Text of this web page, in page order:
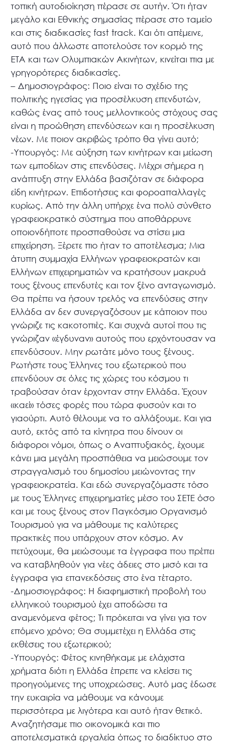
τοπική αυτοδιοίκηση πέρασε σε αυτήν. Ότι ήταν
μεγάλο και Εθνικής σημασίας πέρασε στο ταμείο
και στις διαδικασίες fast track. Και ότι απέμεινε,
αυτό που άλλωστε αποτελούσε τον κορμό της
ΕΤΑ και των Ολυμπιακών Ακινήτων, κινείται πια με
γρηγορότερες διαδικασίες.
– Δημοσιογράφος: Ποιο είναι το σχέδιο της
πολιτικής ηγεσίας για προσέλκυση επενδυτών,
καθώς ένας από τους μελλοντικούς στόχους σας
είναι η προώθηση επενδύσεων και η προσέλκυση
νέων. Με ποιον ακριβώς τρόπο θα γίνει αυτό;
-Υπουργός: Με αύξηση των κινήτρων και μείωση
των εμποδίων στις επενδύσεις. Μέχρι σήμερα η
ανάπτυξη στην Ελλάδα βασιζόταν σε διάφορα
είδη κινήτρων. Επιδοτήσεις και φοροαπαλλαγές
κυρίως. Από την άλλη υπήρχε ένα πολύ σύνθετο
γραφειοκρατικό σύστημα που αποθάρρυνε
οποιονδήποτε προσπαθούσε να στίσει μια
επιχείρηση. Ξέρετε πιο ήταν το αποτέλεσμα; Μια
άτυπη συμμαχία Ελλήνων γραφειοκρατών και
Ελλήνων επιχειρηματιών να κρατήσουν μακρυά
τους ξένους επενδυτές και τον ξένο ανταγωνισμό.
Θα πρέπει να ήσουν τρελός να επενδύσεις στην
Ελλάδα αν δεν συνεργαζόσουν με κάποιον που
γνώριζε τις κακοτοπιές. Και συχνά αυτοί που τις
γνώριζαν «έγδυναν» αυτούς που ερχόντουσαν να
επενδύσουν. Μην ρωτάτε μόνο τους ξένους.
Ρωτήστε τους Έλληνες του εξωτερικού που
επενδύουν σε όλες τις χώρες του κόσμου τι
τραβούσαν όταν έρχονταν στην Ελλάδα. Έχουν
«καεί» τόσες φορές που τώρα φυσούν και το
γιαούρτι. Αυτό θέλουμε να το αλλάξουμε. Και για
αυτό, εκτός από τα κίνητρα που δίνουν οι
διάφοροι νόμοι, όπως ο Αναπτυξιακός, έχουμε
κάνει μια μεγάλη προσπάθεια να μειώσουμε τον
στραγγαλισμό του δημοσίου μειώνοντας την
γραφειοκρατεία. Και εδώ συνεργαζόμαστε τόσο
με τους Έλληνες επιχειρηματίες μέσο του ΣΕΤΕ όσο
και με τους ξένους στον Παγκόσμιο Οργανισμό
Τουρισμού για να μάθουμε τις καλύτερες
πρακτικές που υπάρχουν στον κόσμο. Αν
πετύχουμε, θα μειώσουμε τα έγγραφα που πρέπει
να καταβληθούν για νέες άδειες στο μισό και τα
έγγραφα για επανεκδόσεις στο ένα τέταρτο.
-Δημοσιογράφος: Η διαφημιστική προβολή του
ελληνικού τουρισμού έχει αποδώσει τα
αναμενόμενα φέτος; Τι πρόκειται να γίνει για τον
επόμενο χρόνο; Θα συμμετέχει η Ελλάδα στις
εκθέσεις του εξωτερικού;
-Υπουργός: Φέτος κινηθήκαμε με ελάχιστα
χρήματα διότι η Ελλάδα έπρεπε να κλείσει τις
προηγούμενες της υποχρεώσεις. Αυτό μας έδωσε
την ευκαιρία να μάθουμε να κάνουμε
περισσότερα με λιγότερα και αυτό ήταν θετικό.
Αναζητήσαμε πιο οικονομικά και πιο
αποτελεσματικά εργαλεία όπως το διαδίκτυο στο